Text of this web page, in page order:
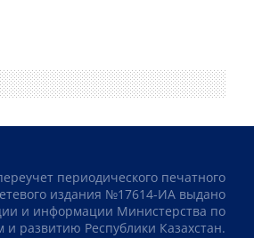
периодического печатного
издания №17614-ИА выдано
и информации Министерства по
и развитию Республики Казахстан.